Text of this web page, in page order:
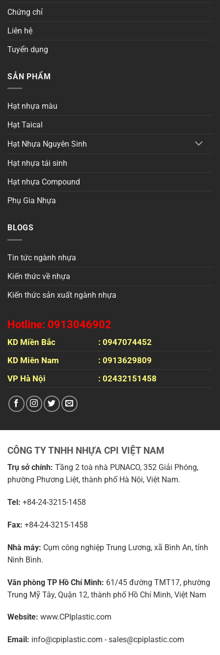
Chứng chỉ
Liên hệ
Tuyển dụng
SẢN PHẨM
Hạt nhựa màu
Hạt Taical
Hạt Nhựa Nguyên Sinh
Hạt nhựa tái sinh
Hạt nhựa Compound
Phụ Gia Nhựa
BLOGS
Tin tức ngành nhựa
Kiến thức về nhựa
Kiến thức sản xuất ngành nhựa
Hotline: 0913046902
KD Miền Bắc
: 0947074452
KD Miên Nam
: 0913629809
VP Hà Nội
: 02432151458
CÔNG TY TNHH NHỰA CPI VIỆT NAM
Trụ sở chính: Tầng 2 toà nhà PUNACO, 352 Giải Phóng,
phường Phương Liệt, thành phố Hà Nội, Việt Nam.
Tel: +84-24-3215-1458
Fax: +84-24-3215-1458
Nhà máy: Cụm công nghiệp Trung Lương, xã Bình An, tỉnh
Ninh Bình.
Văn phòng TP Hồ Chí Minh: 61/45 đường TMT17, phường
Trung Mỹ Tây, Quận 12, thành phố Hồ Chí Minh, Việt Nam
Website: www.CPIplastic.com
Email: info@cpiplastic.com - sales@cpiplastic.com